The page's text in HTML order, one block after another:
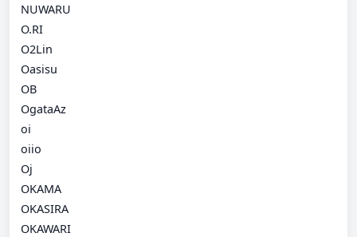
NUWARU
O.RI
O2Lin
Oasisu
OB
OgataAz
oi
oiio
Oj
OKAMA
OKASIRA
OKAWARI